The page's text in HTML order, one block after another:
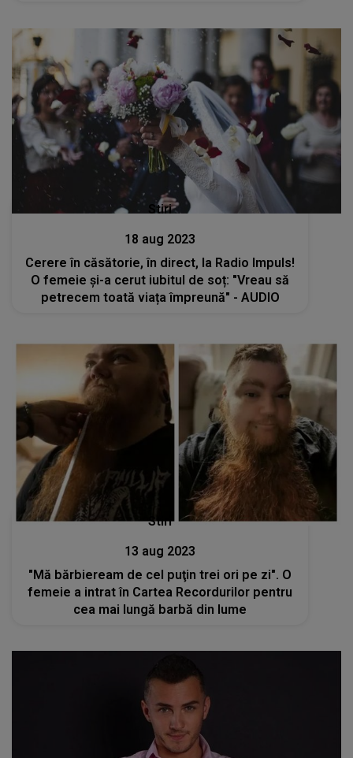
Stiri
18 aug 2023
Cerere în căsătorie, în direct, la Radio Impuls!
O femeie și-a cerut iubitul de soț: "Vreau să
petrecem toată viața împreună" - AUDIO
Stiri
13 aug 2023
"Mă bărbieream de cel puţin trei ori pe zi". O
femeie a intrat în Cartea Recordurilor pentru
cea mai lungă barbă din lume